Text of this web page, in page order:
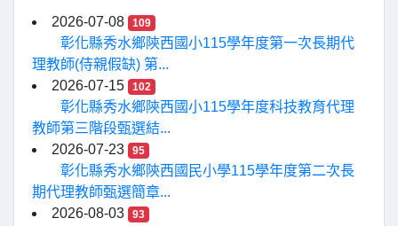
2026-07-08 109
彰化縣秀水鄉陝西國小115學年度第一次長期代
理教師(侍親假缺) 第...
2026-07-15
102
彰化縣秀水鄉陝西國小115學年度科技教育代理
教師第三階段甄選結...
2026-07-23
95
彰化縣秀水鄉陝西國民小學115學年度第二次長
期代理教師甄選簡章...
2026-08-03
93